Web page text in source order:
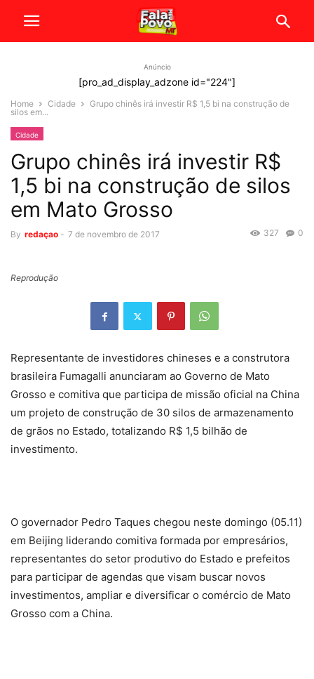
Anúncio
[pro_ad_display_adzone id="224"]
Home Cidade
Grupo chinês irá investir R$ 1,5 bi na construção de
silos em...
Cidade
Grupo chinês irá investir R$
1,5 bi na construção de silos
em Mato Grosso
By redaçao - 7 de novembro de 2017 0
327
Reprodução
Representante de investidores chineses e a construtora
brasileira Fumagalli anunciaram ao Governo de Mato
Grosso e comitiva que participa de missão oficial na China
um projeto de construção de 30 silos de armazenamento
de grãos no Estado, totalizando R$ 1,5 bilhão de
investimento.
O governador Pedro Taques chegou neste domingo (05.11)
em Beijing liderando comitiva formada por empresários,
representantes do setor produtivo do Estado e prefeitos
para participar de agendas que visam buscar novos
investimentos, ampliar e diversificar o comércio de Mato
Grosso com a China.